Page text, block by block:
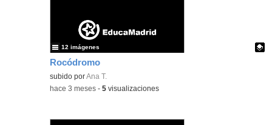
Rocódromo
Contenido educativo.
subido porAna T.
12 imágenes
-hace 3 meses -5 visualizaciones